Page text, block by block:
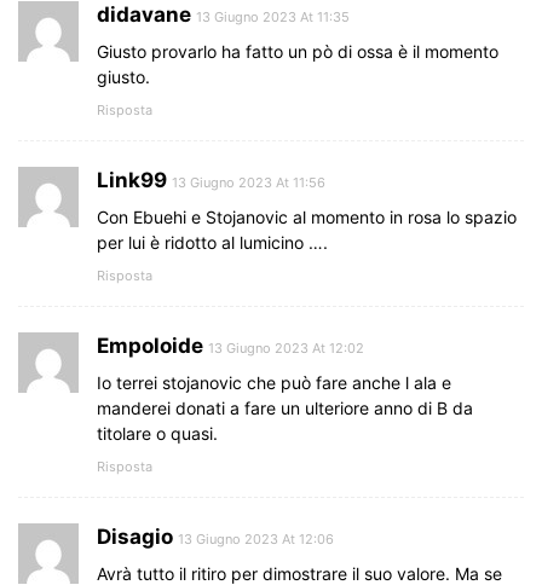
didavane 13 Giugno 2023 At 11:35
Giusto provarlo ha fatto un pò di ossa è il momento
giusto.
Risposta
Link99 13 Giugno 2023 At 11:56
Con Ebuehi e Stojanovic al momento in rosa lo spazio
per lui è ridotto al lumicino ….
Risposta
Empoloide 13 Giugno 2023 At 12:02
Io terrei stojanovic che può fare anche l ala e
manderei donati a fare un ulteriore anno di B da
titolare o quasi.
Risposta
Disagio 13 Giugno 2023 At 12:06
Avrà tutto il ritiro per dimostrare il suo valore. Ma se